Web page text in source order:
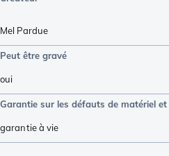
Mel Pardue
Peut être gravé
oui
Garantie sur les défauts de matériel
garantie à vie